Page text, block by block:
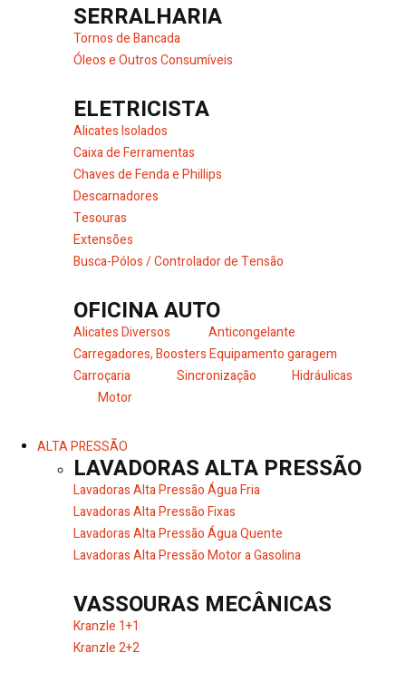
SERRALHARIA
Tornos de Bancada
Óleos e Outros Consumíveis
ELETRICISTA
Alicates Isolados
Caixa de Ferramentas
Chaves de Fenda e Phillips
Descarnadores
Tesouras
Extensões
Busca-Pólos / Controlador de Tensão
OFICINA AUTO
Alicates Diversos
Anticongelante
Carregadores, BoostersEquipamento garagem
Carroçaria
Sincronização
Hidráulicas
Motor
ALTA PRESSÃO
LAVADORAS ALTA PRESSÃO
Lavadoras Alta Pressão Água Fria
Lavadoras Alta Pressão Fixas
Lavadoras Alta Pressão Água Quente
Lavadoras Alta Pressão Motor a Gasolina
VASSOURAS MECÂNICAS
Kranzle 1+1
Kranzle 2+2